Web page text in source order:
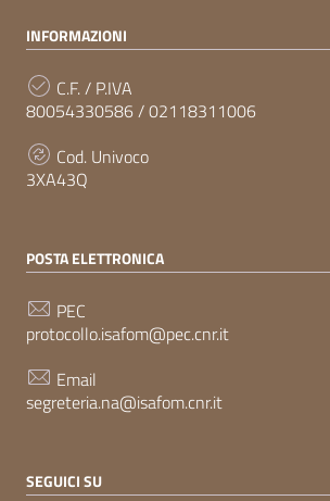
INFORMAZIONI
C.F. / P.IVA
80054330586 / 02118311006
Cod. Univoco
3XA43Q
POSTA ELETTRONICA
PEC
protocollo.isafom@pec.cnr.it
Email
segreteria.na@isafom.cnr.it
SEGUICI SU